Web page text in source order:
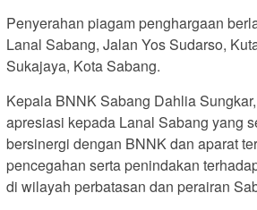
Penyerahan piagam penghargaan
Lanal Sabang, Jalan Yos Sudarso,
Sukajaya, Kota Sabang.
Kepala BNNK Sabang Dahlia
apresiasi kepada Lanal Sabang yang
bersinergi dengan BNNK dan aparat
pencegahan serta penindakan
di wilayah perbatasan dan perairan